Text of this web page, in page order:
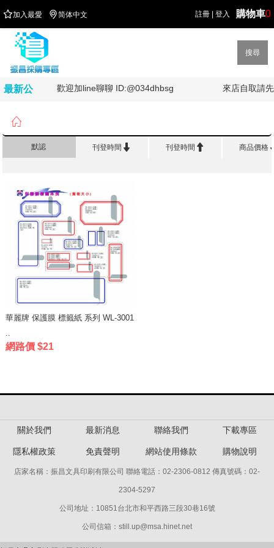
註冊 登入 購物車0
加入最愛 简体中文
搜尋
最新公 歡迎加line聊聊 ID:@034dhbsg 來店自取請

默認 刊登時間  刊登時間  商品價格
華麗牌 保護膜 標籤紙 系列 WL-3001
..
網路價 $21
關於我們 最新消息 聯絡我們 下載專區
隱私權政策 免責聲明 網站使用條款 購物說明
店家名稱：振昌文具印刷有限公司 聯絡電話：02-2306-0812 傳真號碼：02-
2304-5297
公司地址：10851台北市和平西路三段30巷16號
公司信箱：still.up@msa.hinet.net